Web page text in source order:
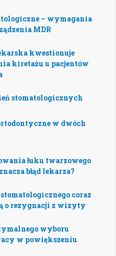
– wymagania
MDR
kwestionuje
kiretażu u pacjentów
stomatologicznych
w dwóch
łuku twarzowego
błąd lekarza?
coraz
o rezygnacji z wizyty
wyboru
w powiększeniu